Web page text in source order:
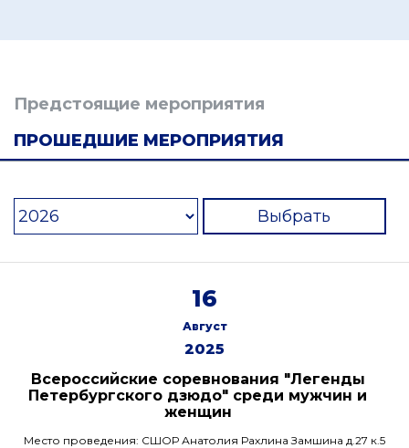
Предстоящие мероприятия
ПРОШЕДШИЕ МЕРОПРИЯТИЯ
Выбрать
16
Август
2025
Всероссийские соревнования "Легенды
Петербургского дзюдо" среди мужчин и
женщин
Место проведения: СШОР Анатолия Рахлина Замшина д.27 к.5